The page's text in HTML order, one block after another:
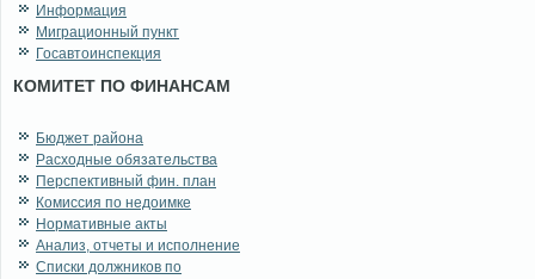
Информация
Миграционный пункт
Госавтоинспекция
КОМИТЕТ ПО ФИНАНСАМ
Бюджет района
Расходные обязательства
Перспективный фин. план
Комиссия по недоимке
Нормативные акты
Анализ, отчеты и исполнение
Списки должников по